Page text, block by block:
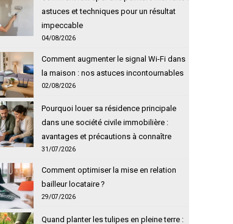
astuces et techniques pour un résultat
impeccable
04/08/2026
Comment augmenter le signal Wi-Fi dans
la maison : nos astuces incontournables
02/08/2026
Pourquoi louer sa résidence principale
dans une société civile immobilière :
avantages et précautions à connaître
31/07/2026
Comment optimiser la mise en relation
bailleur locataire ?
29/07/2026
Quand planter les tulipes en pleine terre :